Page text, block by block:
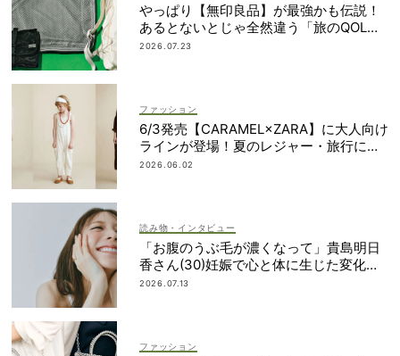
やっぱり【無印良品】が最強かも伝説！
あるとないとじゃ全然違う「旅のQOL爆
上げアイテム」
2026.07.23
ファッション
6/3発売【CARAMEL×ZARA】に大人向け
ラインが登場！夏のレジャー・旅行にも
おすすめ
2026.06.02
読み物・インタビュー
「お腹のうぶ毛が濃くなって」貴島明日
香さん(30)妊娠で心と体に生じた変化も
「愛しいです」
2026.07.13
ファッション